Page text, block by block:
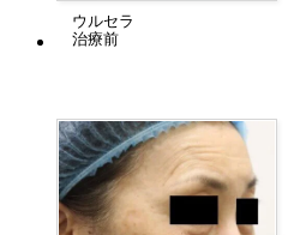
ウルセラ
治療前